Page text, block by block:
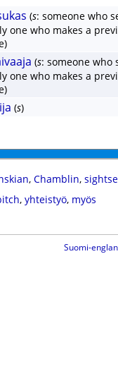
(s: someone who
one who makes a
(s: someone who
one who makes a
(s)
, Chamblin,
, yhteistyö, myös
Suomi-